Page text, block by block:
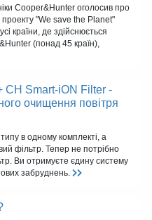
Cooper&Hunter оголосив про
проекту "We save the Planet"
країни, де здійснюється
(понад 45 країн),
CH Smart-iON Filter -
очищення повітря
в одному комплекті, а
фільтр. Тепер не потрібно
Ви отримуєте єдину систему
забруднень.